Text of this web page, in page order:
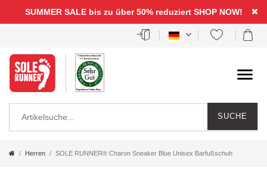
SUMMER SALE bis zu über 50% reduziert SHOP NOW!
SUCHE
Herren SOLE RUNNER® Charon Sneaker Blue Unisex Barfußschuh